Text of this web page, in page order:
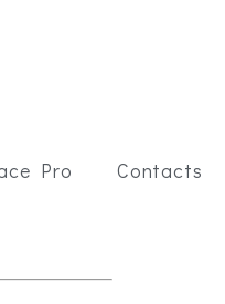
Pro Contacts